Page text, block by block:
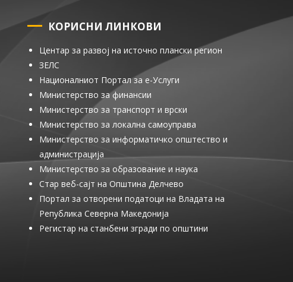
КОРИСНИ ЛИНКОВИ
Центар за развој на источно плански регион
ЗЕЛС
Националниот Портал за е-Услуги
Министерство за финансии
Министерство за транспорт и врски
Министерство за локална самоуправа
Министерство за информатичко општество и
администрација
Министерство за образование и наука
Стар веб-сајт на Општина Делчево
Портал за отворени податоци на Владата на
Република Северна Македонија
Регистар на станбени згради по општини